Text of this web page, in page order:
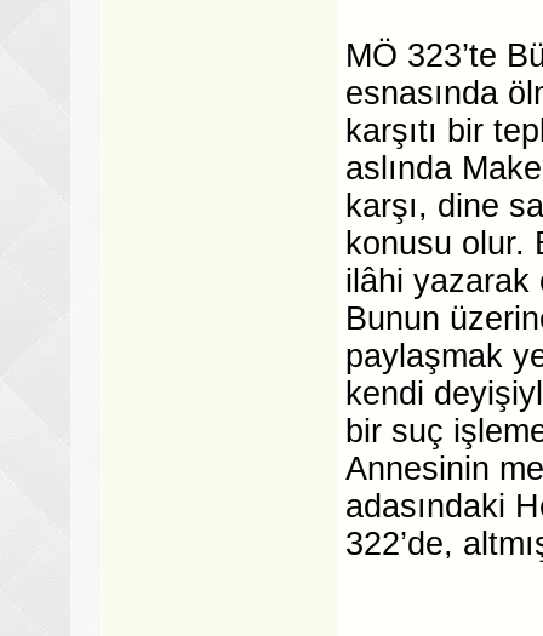
MÖ 323’te
esnasında
karşıtı bir
aslında
karşı, dine
konusu olur.
ilâhi yazarak
Bunun
paylaşmak
kendi
bir suç
Annesinin
adasındaki
322’de,